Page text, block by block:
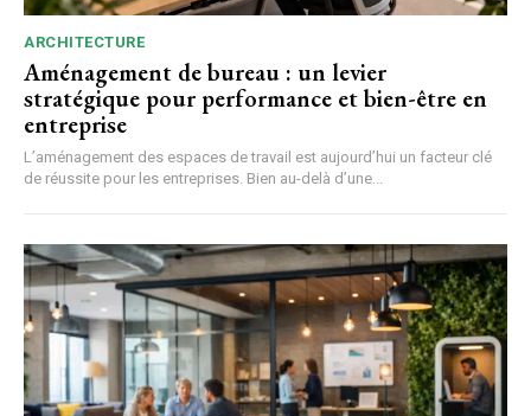
ARCHITECTURE
Aménagement de bureau : un levier
stratégique pour performance et bien-être en
entreprise
L’aménagement des espaces de travail est aujourd’hui un facteur clé
de réussite pour les entreprises. Bien au-delà d’une...